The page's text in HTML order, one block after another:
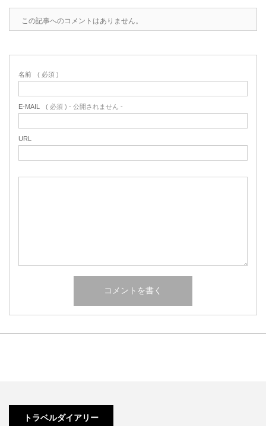
この記事へのコメントはありません。
名前 ( 必須 )
E-MAIL ( 必須 ) - 公開されません -
URL
トラベルダイアリー